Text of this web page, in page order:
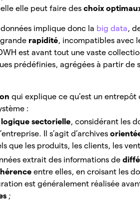
elle peut faire deschoix
implique donc la big data,
rapidité, incompatibles avec
est avant tout une vaste
prédéfinies, agrégées à partir de
qui explique ce qu’est un
:
logique sectorielle, considérant les
l’entreprise. Il s’agit d’archives
que les produits, les clients, les
extrait des informations de
entre elles, en croisant les
est généralement réalisée
;